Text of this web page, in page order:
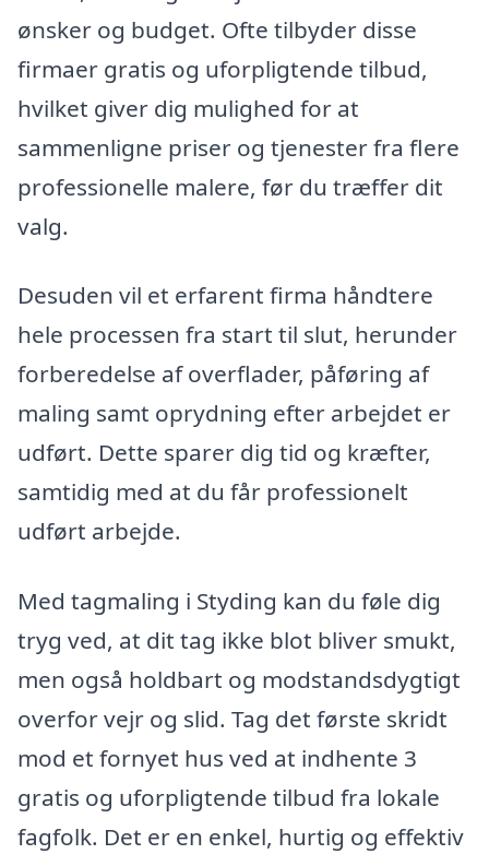
ønsker og budget. Ofte tilbyder disse
firmaer gratis og uforpligtende tilbud,
hvilket giver dig mulighed for at
sammenligne priser og tjenester fra flere
professionelle malere, før du træffer dit
valg.
Desuden vil et erfarent firma håndtere
hele processen fra start til slut, herunder
forberedelse af overflader, påføring af
maling samt oprydning efter arbejdet er
udført. Dette sparer dig tid og kræfter,
samtidig med at du får professionelt
udført arbejde.
Med tagmaling i Styding kan du føle dig
tryg ved, at dit tag ikke blot bliver smukt,
men også holdbart og modstandsdygtigt
overfor vejr og slid. Tag det første skridt
mod et fornyet hus ved at indhente 3
gratis og uforpligtende tilbud fra lokale
fagfolk. Det er en enkel, hurtig og effektiv